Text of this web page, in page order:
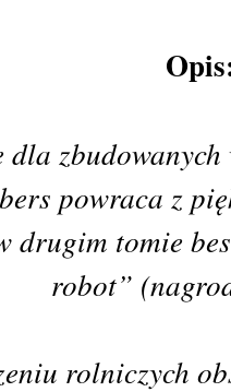
dla
powraca z
drugim tomie
robot”
rolniczych